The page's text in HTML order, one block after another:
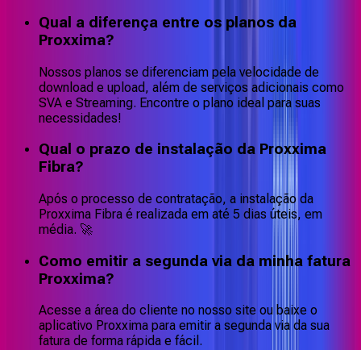
Qual a diferença entre os planos da
Proxxima?
Nossos planos se diferenciam pela velocidade de
download e upload, além de serviços adicionais como
SVA e Streaming. Encontre o plano ideal para suas
necessidades!
Qual o prazo de instalação da Proxxima
Fibra?
Após o processo de contratação, a instalação da
Proxxima Fibra é realizada em até 5 dias úteis, em
média. 🚀
Como emitir a segunda via da minha fatura
Proxxima?
Acesse a área do cliente no nosso site ou baixe o
aplicativo Proxxima para emitir a segunda via da sua
fatura de forma rápida e fácil.